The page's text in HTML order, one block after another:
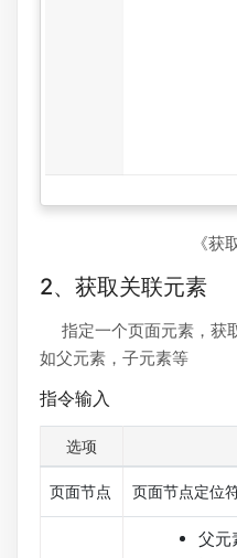
《获
2、获取关联元素
指定一个页面元素，获
如父元素，子元素等
指令输入
选项
页面节点 页面节点定位
父元